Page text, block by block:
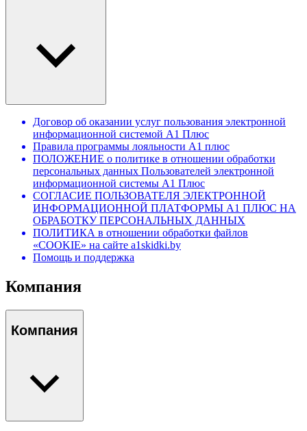
Договор об оказании услуг пользования электронной
информационной системой А1 Плюс
Правила программы лояльности А1 плюс
ПОЛОЖЕНИЕ о политике в отношении обработки
персональных данных Пользователей электронной
информационной системы А1 Плюс
СОГЛАСИЕ ПОЛЬЗОВАТЕЛЯ ЭЛЕКТРОННОЙ
ИНФОРМАЦИОННОЙ ПЛАТФОРМЫ А1 ПЛЮС НА
ОБРАБОТКУ ПЕРСОНАЛЬНЫХ ДАННЫХ
ПОЛИТИКА в отношении обработки файлов
«COOKIE» на сайте a1skidki.by
Помощь и поддержка
Компания
Компания